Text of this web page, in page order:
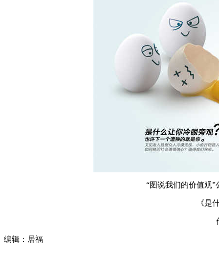
“图说我们的价值观
《是
编辑：居福